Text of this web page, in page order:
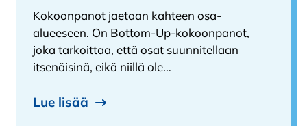
Kokoonpanot jaetaan kahteen osa-
alueeseen. On Bottom-Up-kokoonpanot,
joka tarkoittaa, että osat suunnitellaan
itsenäisinä, eikä niillä ole…
Lue lisää